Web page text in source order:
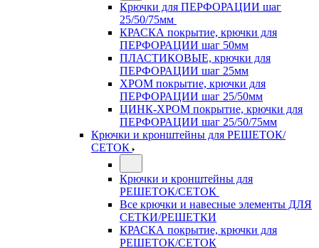
Крючки для ПЕРФОРАЦИИ шаг
25/50/75мм
КРАСКА покрытие, крючки для
ПЕРФОРАЦИИ шаг 50мм
ПЛАСТИКОВЫЕ, крючки для
ПЕРФОРАЦИИ шаг 25мм
ХРОМ покрытие, крючки для
ПЕРФОРАЦИИ шаг 25/50мм
ЦИНК-ХРОМ покрытие, крючки для
ПЕРФОРАЦИИ шаг 25/50/75мм
Крючки и кронштейны для РЕШЕТОК/
СЕТОК
Крючки и кронштейны для
РЕШЕТОК/СЕТОК
Все крючки и навесные элементы ДЛЯ
СЕТКИ/РЕШЕТКИ
КРАСКА покрытие, крючки для
РЕШЕТОК/СЕТОК